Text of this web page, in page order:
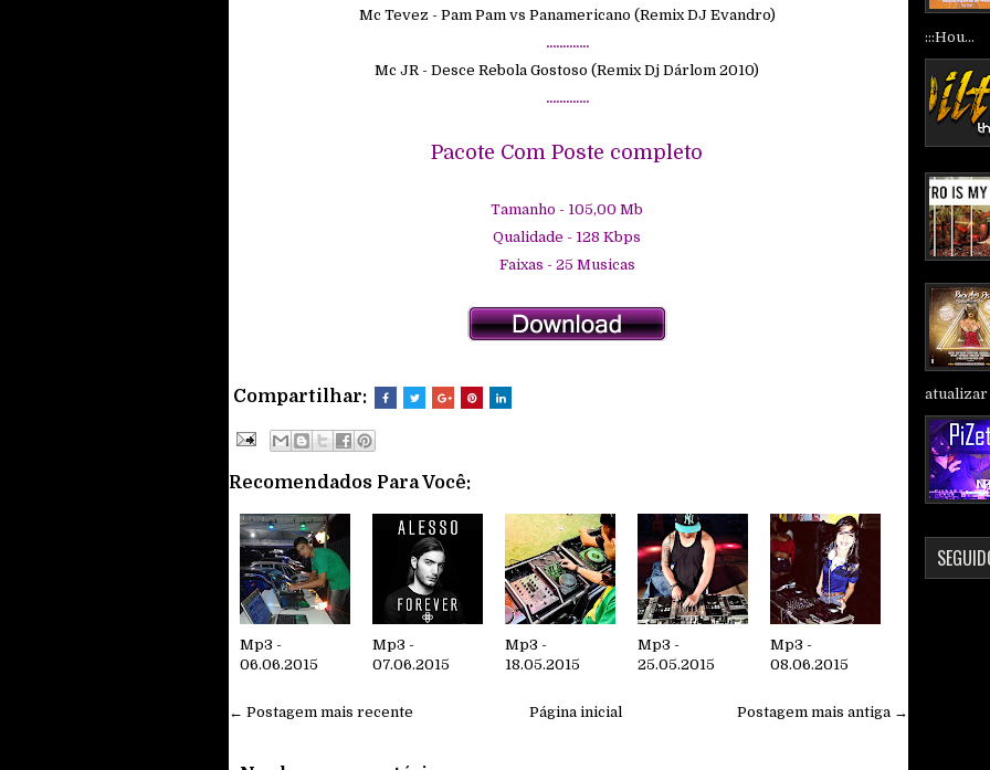
Mc Tevez - Pam Pam vs Panamericano (Remix DJ Evandro)
.............
Mc JR - Desce Rebola Gostoso (Remix Dj Dárlom 2010)
.............
Pacote Com Poste completo
Tamanho - 105,00Mb
Qualidade - 128 Kbps
Faixas - 25 Musicas
Compartilhar:
Recomendados Para Você:
Mp3 -
06.06.2015
Mp3 -
07.06.2015
Mp3 -
18.05.2015
Mp3 -
25.05.2015
Mp3 -
08.06.2015
← Postagem mais recente Postagem mais antiga →
Página inicial
:::Hou...
atualizar